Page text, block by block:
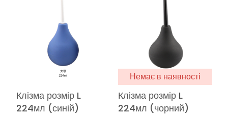
Клізма розмір L
224мл (синій)
Немає в наявності
Клізма розмір L
224мл (чорний)